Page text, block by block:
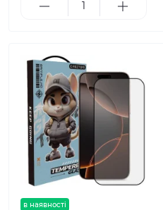
в наявності